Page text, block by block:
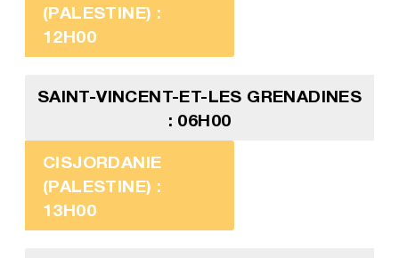
(PALESTINE) :
12H00
SAINT-VINCENT-ET-LES GRENADINES
: 06H00
CISJORDANIE
(PALESTINE) :
13H00